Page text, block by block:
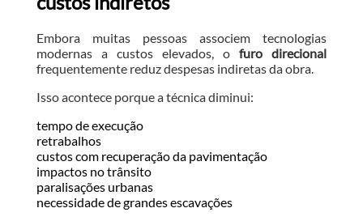
Embora muitas pessoas associem tecnologias
modernas a custos elevados, ofuro direcional
frequentemente reduz despesas indiretas da obra.
Isso acontece porque a técnica diminui:
tempo de execução
retrabalhos
custos com recuperação da pavimentação
impactos no trânsito
paralisações urbanas
necessidade de grandes escavações